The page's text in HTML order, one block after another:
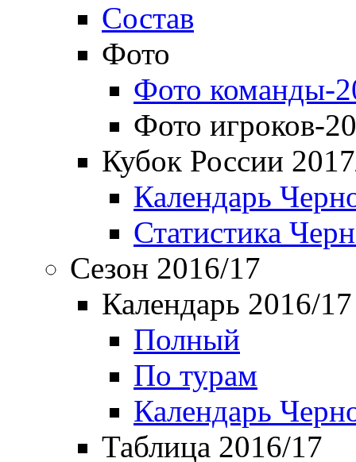
Состав
Фото
Фото команды-
Фото игроков-
Кубок России
Календарь
Статистика
Сезон 2016/17
Календарь 2016/17
Полный
По турам
Календарь
Таблица 2016/17